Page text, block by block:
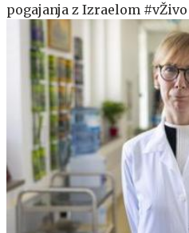
pogajanja z Izraelom #vŽivo